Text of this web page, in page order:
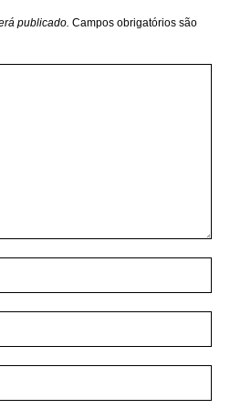
publicado. Campos obrigatórios são